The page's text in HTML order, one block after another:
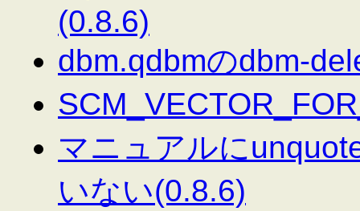
(0.8.6)
dbm.qdbmのdbm-
マニュアルに
いない(0.8.6)